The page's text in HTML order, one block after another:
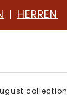
| HERREN
collection